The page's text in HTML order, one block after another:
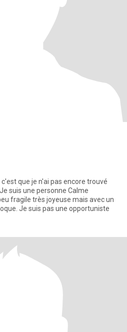
que je n'ai pas encore trouvé
une personne Calme
fragile très joyeuse mais avec un
Je suis pas une opportuniste